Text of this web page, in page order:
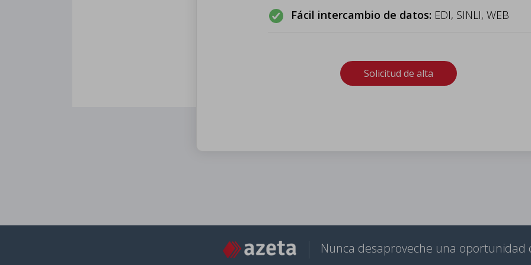
Fácil intercambio de datos: EDI, SINLI, WEB
Solicitud de alta
Nunca desaproveche una oportunidad